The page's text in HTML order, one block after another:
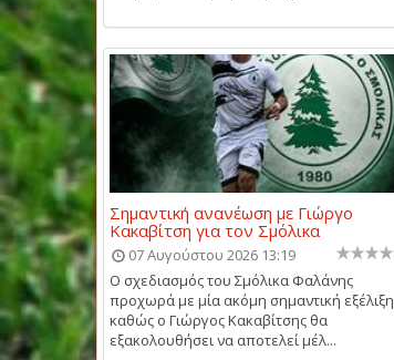
Σημαντική ανανέωση με Γιώργο
Κακαβίτση για τον Σμόλικα
07 Αυγούστου 2026 13:19
Ο σχεδιασμός του Σμόλικα Φαλάνης
προχωρά με μία ακόμη σημαντική εξέλιξη,
καθώς ο Γιώργος Κακαβίτσης θα
εξακολουθήσει να αποτελεί μέλ...